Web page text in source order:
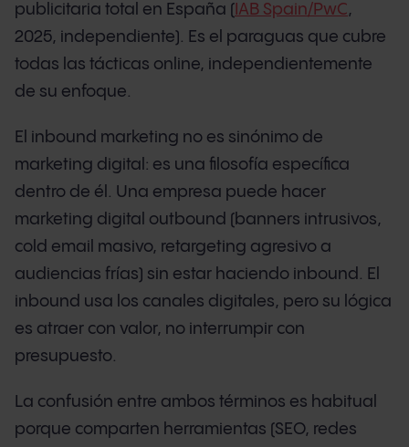
publicitaria total en España ( IAB Spain/PwC,
2025, independiente). Es el paraguas que cubre
todas las tácticas online, independientemente
de su enfoque.
El inbound marketing no es sinónimo de
marketing digital: es una filosofía específica
dentro de él. Una empresa puede hacer
marketing digital outbound (banners intrusivos,
cold email masivo, retargeting agresivo a
audiencias frías) sin estar haciendo inbound. El
inbound usa los canales digitales, pero su lógica
es atraer con valor, no interrumpir con
presupuesto.
La confusión entre ambos términos es habitual
porque comparten herramientas (SEO, redes